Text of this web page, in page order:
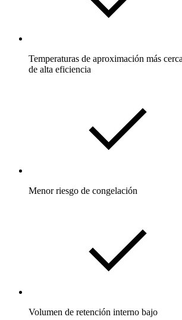
Temperaturas de aproximación más
de alta eficiencia
Menor riesgo de congelación
Volumen de retención interno bajo